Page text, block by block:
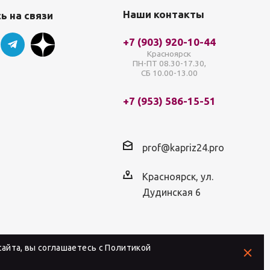
вы соглашаетесь сПолитикой
на связи Наши контакты
+7 (903) 920-10-44
Красноярск
ПН-ПТ 08.30-17.30,
СБ 10.00-13.00
+7 (953) 586-15-51
prof@kapriz24.pro
Красноярск, ул.
Дудинская 6